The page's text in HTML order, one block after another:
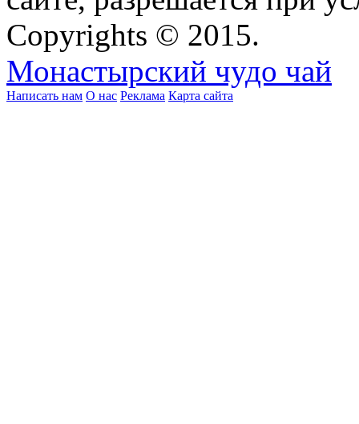
Copyrights © 2015.
Монастырский чудо чай
Написать нам О нас Реклама Карта сайта